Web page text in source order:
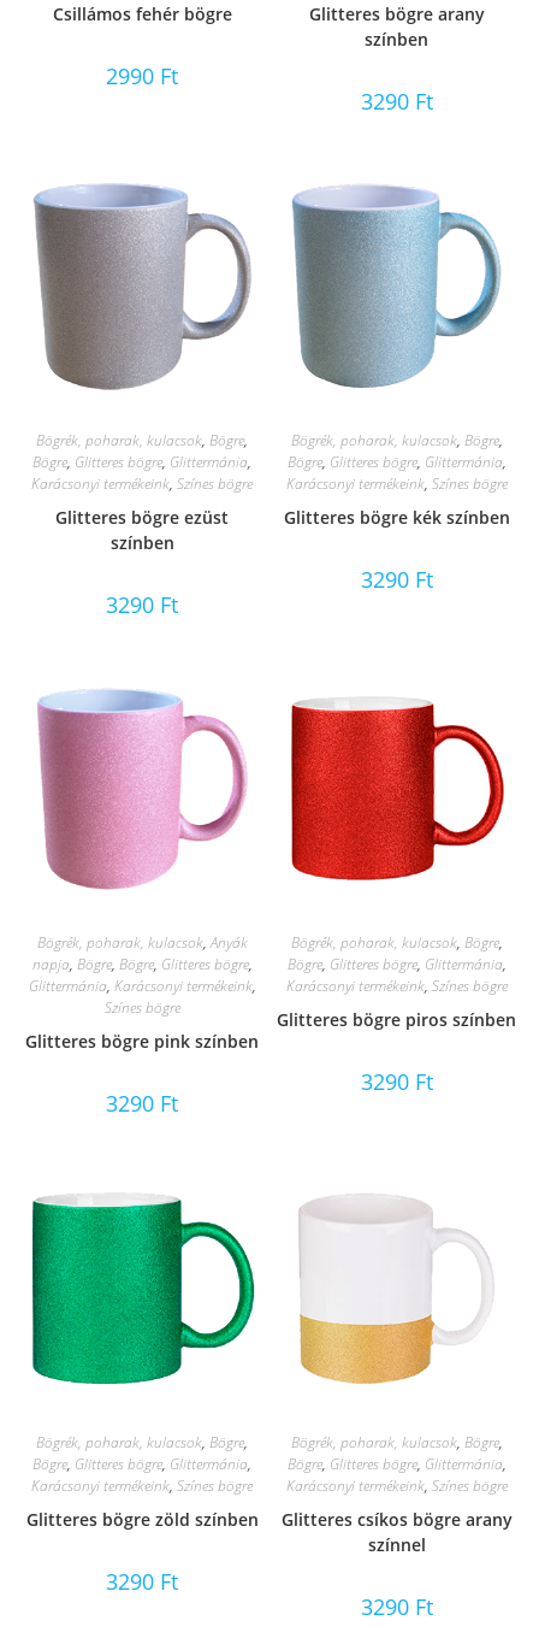
Csillámos fehér bögre
2990 Ft
Glitteres bögre arany
színben
3290 Ft
Bögrék, poharak, kulacsok,Bögre,
Bögre, Glitteres bögre, Glittermánia,
Karácsonyi termékeink,Színes bögre
Glitteres bögre ezüst
színben
3290 Ft
Bögrék, poharak, kulacsok, Bögre,
Bögre, Glitteres bögre, Glittermánia,
Karácsonyi termékeink, Színes bögre
Glitteres bögre kék színben
3290 Ft
Bögrék, poharak, kulacsok,Anyák
napja, Bögre, Bögre, Glitteres bögre,
Glittermánia, Karácsonyi termékeink,
Színes bögre
Glitteres bögre pink színben
3290 Ft
Bögrék, poharak, kulacsok, Bögre,
Bögre, Glitteres bögre, Glittermánia,
Karácsonyi termékeink, Színes bögre
Glitteres bögre piros színben
3290 Ft
Bögrék, poharak, kulacsok,Bögre,
Bögre, Glitteres bögre, Glittermánia,
Karácsonyi termékeink,Színes bögre
Glitteres bögre zöld színben
3290 Ft
Bögrék, poharak, kulacsok, Bögre,
Bögre, Glitteres bögre, Glittermánia,
Karácsonyi termékeink, Színes bögre
Glitteres csíkos bögre arany
színnel
3290 Ft